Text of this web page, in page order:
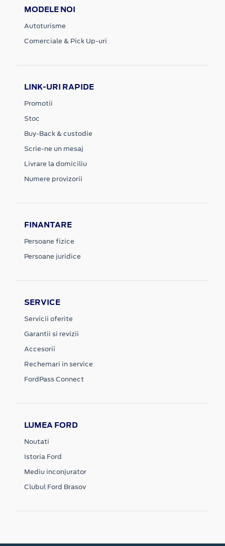
MODELE NOI
Autoturisme
Comerciale & Pick Up-uri
LINK-URI RAPIDE
Promotii
Stoc
Buy-Back & custodie
Scrie-ne un mesaj
Livrare la domiciliu
Numere provizorii
FINANTARE
Persoane fizice
Persoane juridice
SERVICE
Servicii oferite
Garantii si revizii
Accesorii
Rechemari in service
FordPass Connect
LUMEA FORD
Noutati
Istoria Ford
Mediu inconjurator
Clubul Ford Brasov